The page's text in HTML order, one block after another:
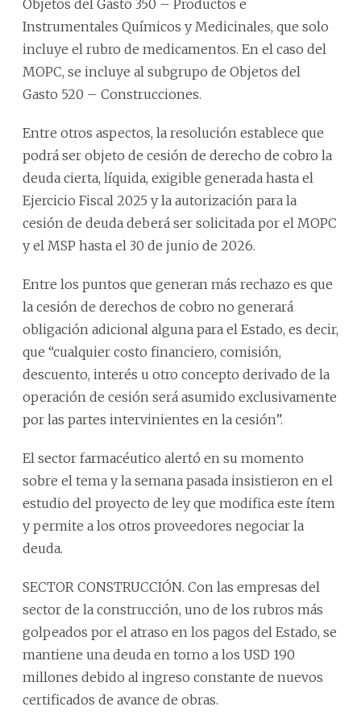
Objetos del Gasto 350 – Productos e
Instrumentales Químicos y Medicinales, que solo
incluye el rubro de medicamentos. En el caso del
MOPC, se incluye al subgrupo de Objetos del
Gasto 520 – Construcciones.
Entre otros aspectos, la resolución establece que
podrá ser objeto de cesión de derecho de cobro la
deuda cierta, líquida, exigible generada hasta el
Ejercicio Fiscal 2025 y la autorización para la
cesión de deuda deberá ser solicitada por el MOPC
y el MSP hasta el 30 de junio de 2026.
Entre los puntos que generan más rechazo es que
la cesión de derechos de cobro no generará
obligación adicional alguna para el Estado, es decir,
que “cualquier costo financiero, comisión,
descuento, interés u otro concepto derivado de la
operación de cesión será asumido exclusivamente
por las partes intervinientes en la cesión”.
El sector farmacéutico alertó en su momento
sobre el tema y la semana pasada insistieron en el
estudio del proyecto de ley que modifica este ítem
y permite a los otros proveedores negociar la
deuda.
SECTOR CONSTRUCCIÓN. Con las empresas del
sector de la construcción, uno de los rubros más
golpeados por el atraso en los pagos del Estado, se
mantiene una deuda en torno a los USD 190
millones debido al ingreso constante de nuevos
certificados de avance de obras.